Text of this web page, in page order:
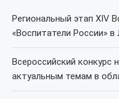
Региональный этап XIV
«Воспитатели России»
Всероссийский конкурс
актуальным темам в